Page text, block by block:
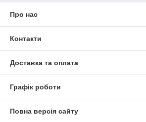
Про нас
Контакти
Доставка та оплата
Графік роботи
Повна версія сайту